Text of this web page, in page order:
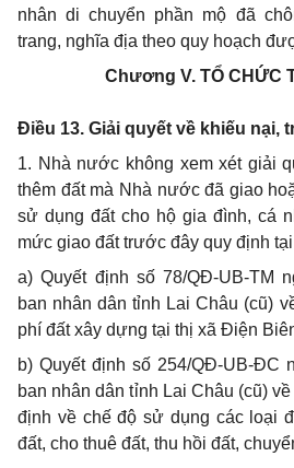
nhân di chuyển phần mộ đã
trang, nghĩa địa theo quy hoạch
Chương V. TỔ CHỨC
Điều 13. Giải quyết về khiếu nại,
1. Nhà nước không xem xét giải
thêm đất mà Nhà nước đã giao
sử dụng đất cho hộ gia đình, cá
mức giao đất trước đây quy định
a) Quyết định số78/QĐ-UB-TM
ban nhân dân tỉnh Lai Châu (cũ)
phí đất xây dựng tại thị xã Điện
b) Quyết định số 254/QĐ-UB-ĐC
ban nhân dân tỉnh Lai Châu (cũ)
định về chế độ sử dụng các loại
đất, cho thuê đất, thu hồi đất, chuyể